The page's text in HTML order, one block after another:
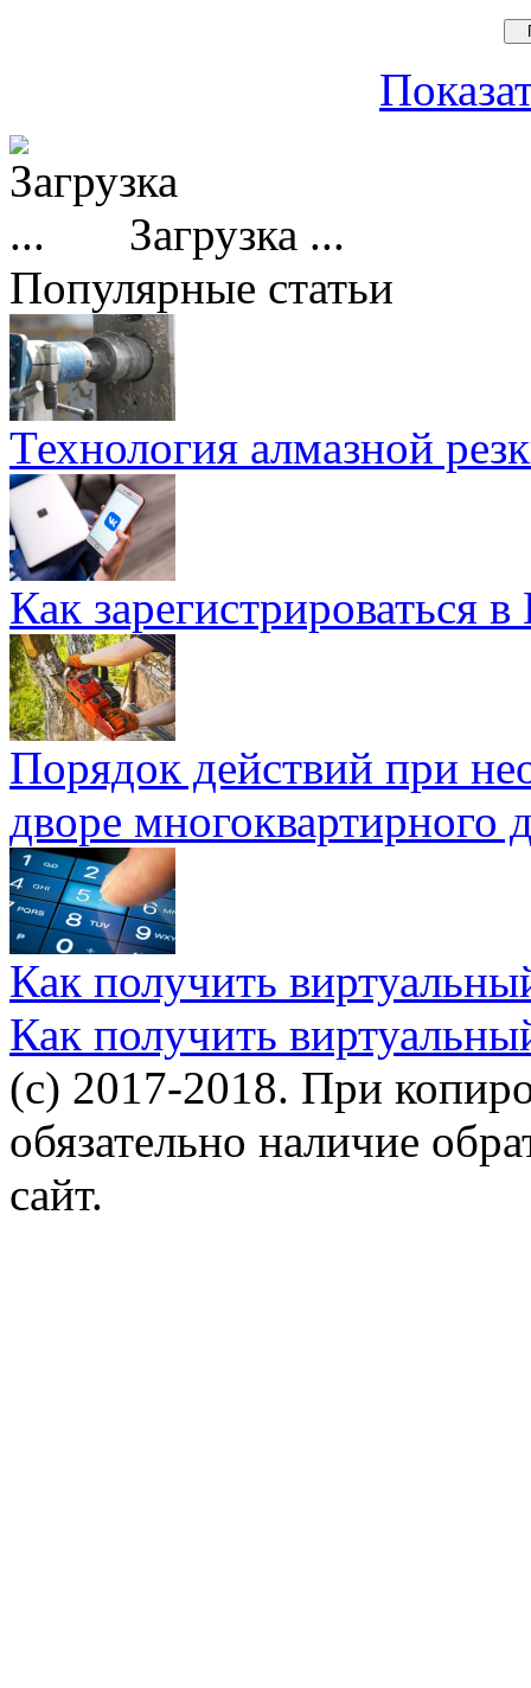
Загрузка ...
Популярные статьи
Технология алмазной
Как зарегистрироваться
Порядок действий при
дворе многоквартирного
Как получить
Как получить
(c) 2017-2018. При
обязательно наличие
сайт.